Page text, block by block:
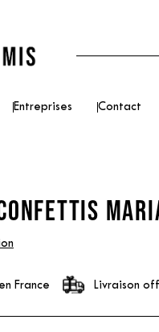
Entreprises Contact
France Livraison